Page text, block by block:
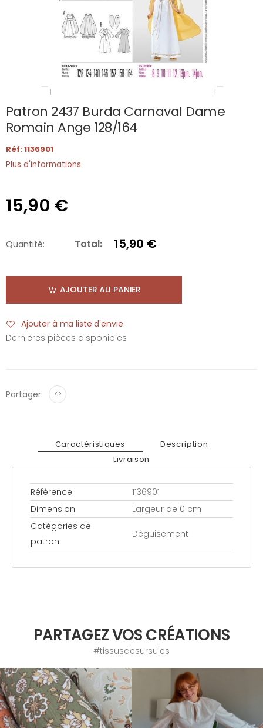
Patron 2437 Burda Carnaval Dame
Romain Ange 128/164
Réf: 1136901
Plus d'informations
15,90 €
Quantité: Total: 15,90 €
AJOUTER AU PANIER
Ajouter à ma liste d'envie
Dernières pièces disponibles
Partager: <>
Caractéristiques
Description
Livraison
Référence
1136901
Dimension
Largeur de 0 cm
Catégories de
patron
Déguisement
PARTAGEZ VOS CRÉATIONS
#tissusdesursules